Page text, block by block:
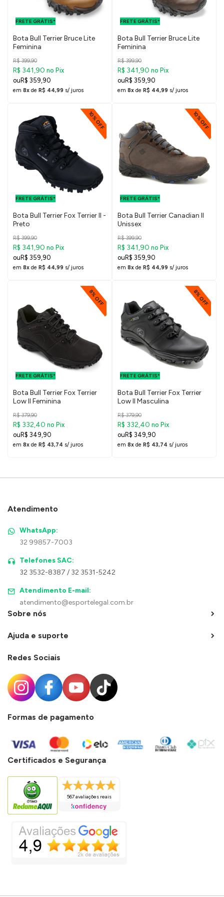
FRETE GRÁTIS*
FRETE GRÁTIS
PARA O DF E
Bota Bull Terrier Bruce Lite
Feminina
R$ 399,90
R$ 341,90 no Pix
R$ 359,90
em 8x de R$ 44,99 s/ juros
FRETE GRÁTIS*
FRETE GRÁTIS
PARA O DF E
Bota Bull Terrier Bruce Lite
Feminina
R$ 399,90
R$ 341,90 no Pix
R$ 359,90
em 8x de R$ 44,99 s/ juros
10% OFF
FRETE GRÁTIS*
FRETE GRÁTIS
PARA O DF E
Bota Bull Terrier Fox Terrier II -
Preto
R$ 399,90
R$ 341,90 no Pix
R$ 359,90
em 8x de R$ 44,99 s/ juros
10% OFF
FRETE GRÁTIS*
FRETE GRÁTIS
Bota Bull Terrier Canadian II
Unissex
R$ 399,90
R$ 341,90 no Pix
R$ 359,90
em 8x de R$ 44,99 s/ juros
8% OFF
FRETE GRÁTIS*
FRETE GRÁTIS
PARA O DF E
Bota Bull Terrier Fox Terrier
Low II Feminina
R$ 379,90
R$ 332,40 no Pix
R$ 349,90
em 8x de R$ 43,74 s/ juros
8% OFF
FRETE GRÁTIS*
FRETE GRÁTIS
PARA O DF E
Bota Bull Terrier Fox Terrier
Low II Masculina
R$ 379,90
R$ 332,40 no Pix
R$ 349,90
em 8x de R$ 43,74 s/ juros
Atendimento
WhatsApp:
32 99857-7003
Telefones SAC:
32 3532-8387 / 32 3531-5242
Atendimento E-mail:
atendimento@esportelegal.com.br
Sobre nós
Ajuda e suporte
Redes Sociais
Formas de pagamento
Certificados e Segurança
567 avaliações reais